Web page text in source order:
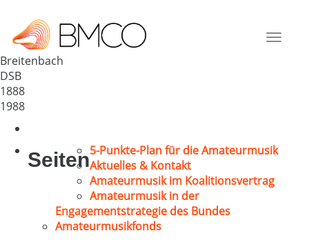
Toggle
Deutschland
36179
Breitenbach
DSB
1888
1988
Seiten5-Punkte-Plan für die Amateurmusik
Aktuelles & Kontakt
Amateurmusik im Koalitionsvertrag
Amateurmusik in der
Engagementstrategie des Bundes
Amateurmusikfonds